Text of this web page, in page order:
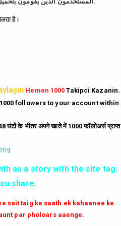
Hilesi
beğeni
hilesi
hilesi.
hilesi.
है।
Hemen 1000 Takipci Kazanin.
followers to your account within
घंटों के भीतर अपने खाते में 1000 फॉलोअर्स प्राप्त
as a story with the site tag.
share.
sait taig ke saath ek kahaanee ke
par pholoars aaenge.